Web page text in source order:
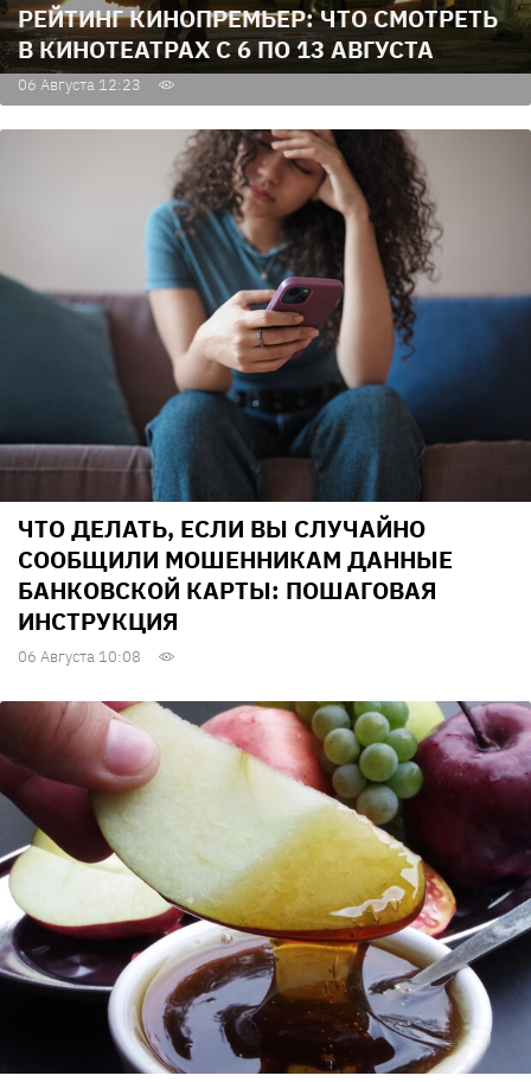
РЕЙТИНГ КИНОПРЕМЬЕР: ЧТО СМОТРЕТЬ
В КИНОТЕАТРАХ С 6 ПО 13 АВГУСТА
06 Августа 12:23
ЧТО ДЕЛАТЬ, ЕСЛИ ВЫ СЛУЧАЙНО
СООБЩИЛИ МОШЕННИКАМ ДАННЫЕ
БАНКОВСКОЙ КАРТЫ: ПОШАГОВАЯ
ИНСТРУКЦИЯ
06 Августа 10:08